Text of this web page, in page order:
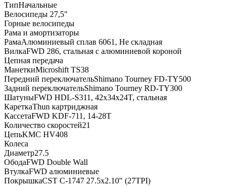
ТипНачальные
Велосипеды 27,5"
Горные велосипеды
Рама и амортизаторы
РамаАлюминиевый сплав 6061, Не складная
ВилкаFWD 286, стальная с алюминиевой короной
Цепная передача
МанеткиMicroshift TS38
Передний переключательShimano Tourney FD-TY500
Задний переключательShimano Tourney RD-TY300
ШатуныFWD HDL-S311, 42x34x24T, стальная
КареткаThun картриджная
КассетаFWD KDF-711, 14-28T
Количество скоростей21
ЦепьKMC HV408
Колеса
Диаметр27.5
ОбодаFWD Double Wall
ВтулкаFWD алюминиевые
ПокрышкаCST C-1747 27.5x2.10" (27TPI)